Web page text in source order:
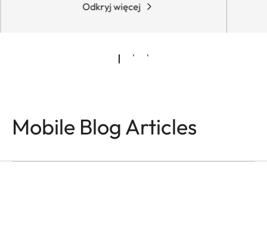
Odkryj więcej
Mobile Blog Articles
PHOTOGRAPHY
Made for Seeing